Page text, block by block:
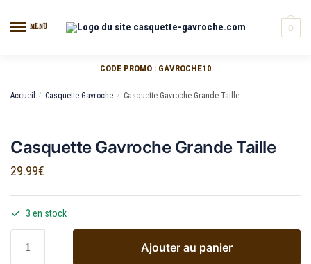
MENU 0
CODE PROMO : GAVROCHE10
Accueil / Casquette Gavroche / Casquette Gavroche Grande Taille
Casquette Gavroche Grande Taille
29.99€
3 en stock
Ajouter au panier